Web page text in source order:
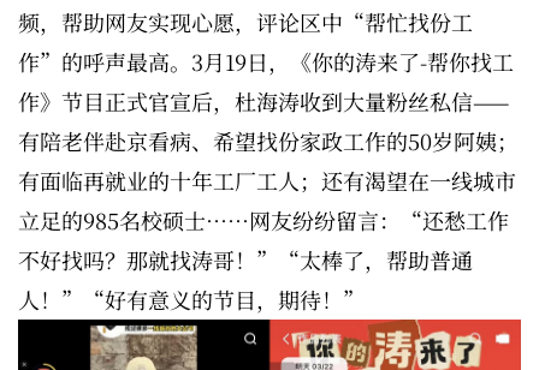
频，帮助网友实现心愿，评论区中“帮忙找份工
作”的呼声最高。3月19日，《你的涛来了-帮你找工
作》节目正式官宣后，杜海涛收到大量粉丝私信——
有陪老伴赴京看病、希望找份家政工作的50岁阿姨；
有面临再就业的十年工厂工人；还有渴望在一线城市
立足的985名校硕士……网友纷纷留言：“还愁工作
不好找吗？那就找涛哥！”“太棒了，帮助普通
人！”“好有意义的节目，期待！”